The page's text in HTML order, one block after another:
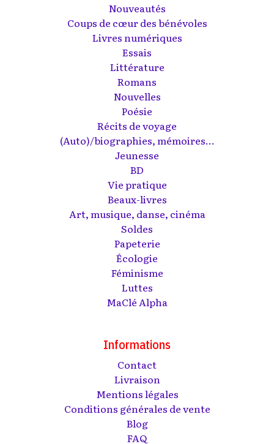
Nouveautés
Coups de cœur des bénévoles
Livres numériques
Essais
Littérature
Romans
Nouvelles
Poésie
Récits de voyage
(Auto)/biographies, mémoires...
Jeunesse
BD
Vie pratique
Beaux-livres
Art, musique, danse, cinéma
Soldes
Papeterie
Écologie
Féminisme
Luttes
MaClé Alpha
Informations
Contact
Livraison
Mentions légales
Conditions générales de vente
Blog
FAQ